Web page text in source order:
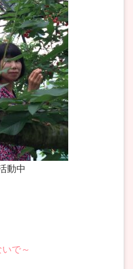
動中
で～